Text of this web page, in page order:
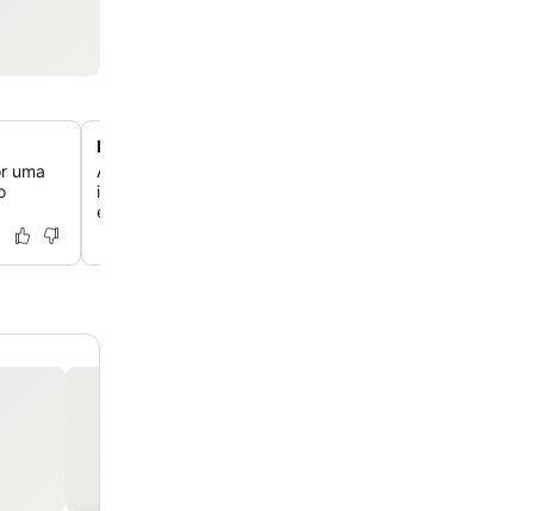
uma
Instalações dedicadas para eventos e seminários
Aproveite os serviços completos de planejamento de
instalações bem equipadas, ideais para organizar
encontros de grande escala.